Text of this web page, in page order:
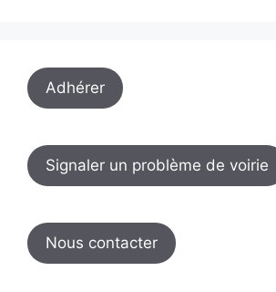
Adhérer
Signaler un problème de voirie
Nous contacter